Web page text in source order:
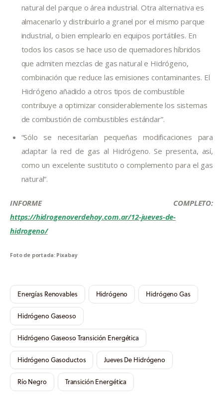
natural del parque o área industrial. Otra alternativa es
almacenarlo y distribuirlo a granel por el mismo parque
industrial, o bien emplearlo en equipos portátiles. En
todos los casos se hace uso de quemadores híbridos
que admiten mezclas de gas natural e Hidrógeno,
combinación que reduce las emisiones contaminantes. El
Hidrógeno añadido a otros tipos de combustible
contribuye a optimizar considerablemente los sistemas
de combustión de combustibles estándar”.
“Sólo se necesitarían pequeñas modificaciones para
adaptar la red de gas al Hidrógeno. Se presenta, así,
como un excelente sustituto o complemento para el gas
natural”.
INFORME COMPLETO:
https://hidrogenoverdehoy.com.ar/12-jueves-de-
hidrogeno/
Foto de portada: Pixabay
Energías Renovables Hidrógeno Hidrógeno Gas
Hidrógeno Gaseoso
Hidrógeno Gaseoso Transición Energética
Hidrógeno Gasoductos Jueves De Hidrógeno
Río Negro Transición Energética